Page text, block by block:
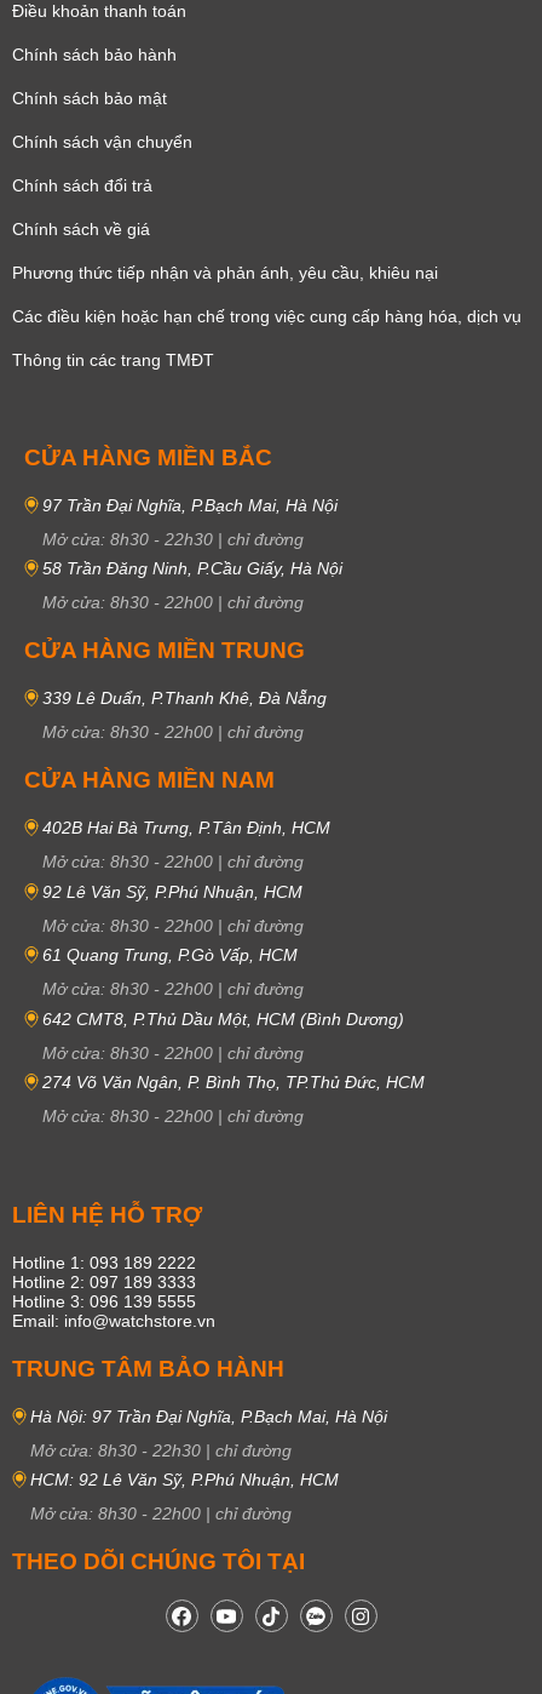
Điều khoản thanh toán
Chính sách bảo hành
Chính sách bảo mật
Chính sách vận chuyển
Chính sách đổi trả
Chính sách về giá
Phương thức tiếp nhận và phản ánh, yêu cầu, khiêu nại
Các điều kiện hoặc hạn chế trong việc cung cấp hàng hóa, dịch vụ
Thông tin các trang TMĐT
CỬA HÀNG MIỀN BẮC
97 Trần Đại Nghĩa, P.Bạch Mai, Hà Nội
Mở cửa: 8h30 - 22h30 | chỉ đường
58 Trần Đăng Ninh, P.Cầu Giấy, Hà Nội
Mở cửa: 8h30 - 22h00 | chỉ đường
CỬA HÀNG MIỀN TRUNG
339 Lê Duẩn, P.Thanh Khê, Đà Nẵng
Mở cửa: 8h30 - 22h00 | chỉ đường
CỬA HÀNG MIỀN NAM
402B Hai Bà Trưng, P.Tân Định, HCM
Mở cửa: 8h30 - 22h00 | chỉ đường
92 Lê Văn Sỹ, P.Phú Nhuận, HCM
Mở cửa: 8h30 - 22h00 | chỉ đường
61 Quang Trung, P.Gò Vấp, HCM
Mở cửa: 8h30 - 22h00 | chỉ đường
642 CMT8, P.Thủ Dầu Một, HCM (Bình Dương)
Mở cửa: 8h30 - 22h00 | chỉ đường
274 Võ Văn Ngân, P. Bình Thọ, TP.Thủ Đức, HCM
Mở cửa: 8h30 - 22h00 | chỉ đường
LIÊN HỆ HỖ TRỢ
Hotline 1: 093 189 2222
Hotline 2: 097 189 3333
Hotline 3: 096 139 5555
Email: info@watchstore.vn
TRUNG TÂM BẢO HÀNH
Hà Nội: 97 Trần Đại Nghĩa, P.Bạch Mai, Hà Nội
Mở cửa: 8h30 - 22h30 | chỉ đường
HCM: 92 Lê Văn Sỹ, P.Phú Nhuận, HCM
Mở cửa: 8h30 - 22h00 | chỉ đường
THEO DÕI CHÚNG TÔI TẠI